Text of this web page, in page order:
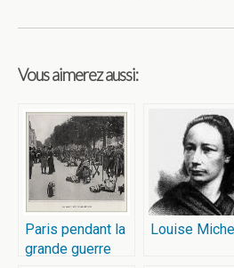
Vous aimerez aussi:
Paris pendant la
grande guerre
Louise Michel